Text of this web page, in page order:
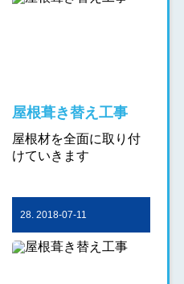
屋根葺き替え工事
屋根材を全面に取り付
けていきます
28. 2018-07-11